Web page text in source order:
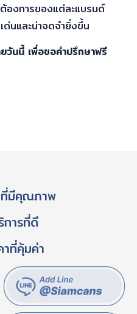
องการของแต่ละแบรนด์
นและน่าจดจำยิ่งขึ้น
วันนี้ เพื่อขอคำปรึกษาฟรี
มีคุณภาพ
ารที่ดี
ที่คุ้มค่า